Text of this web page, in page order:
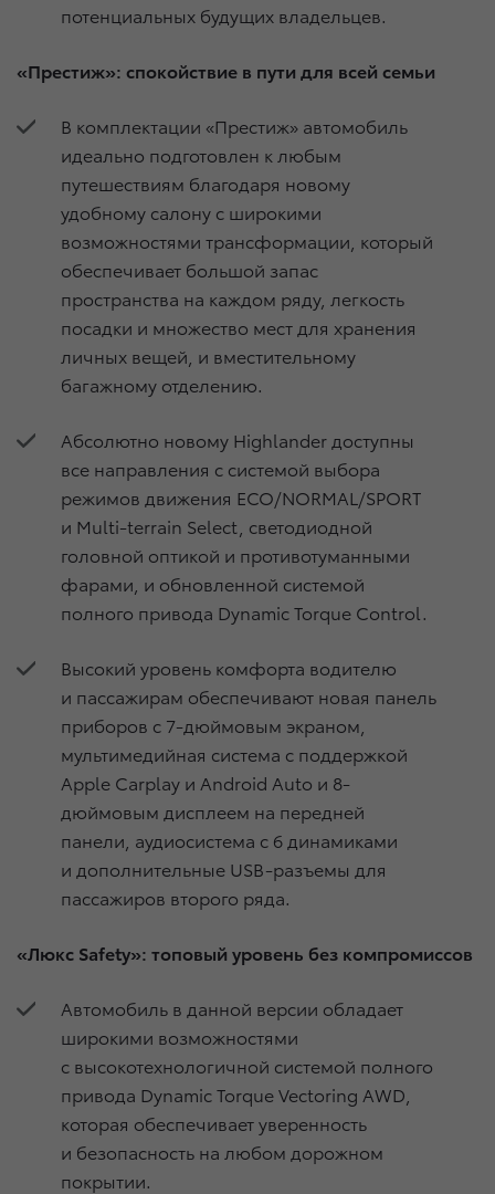
потенциальных будущих владельцев.
«Престиж»: спокойствие в пути для всей семьи
В комплектации «Престиж» автомобиль
идеально подготовлен к любым
путешествиям благодаря новому
удобному салону с широкими
возможностями трансформации, который
обеспечивает большой запас
пространства на каждом ряду, легкость
посадки и множество мест для хранения
личных вещей, и вместительному
багажному отделению.
Абсолютно новому Highlander доступны
все направления с системой выбора
режимов движения ECO/NORMAL/SPORT
и Multi-terrain Select, светодиодной
головной оптикой и противотуманными
фарами, и обновленной системой
полного привода Dynamic Torque Control.
Высокий уровень комфорта водителю
и пассажирам обеспечивают новая панель
приборов с 7-дюймовым экраном,
мультимедийная система с поддержкой
Apple Carplay и Android Auto и 8-
дюймовым дисплеем на передней
панели, аудиосистема с 6 динамиками
и дополнительные USB-разъемы для
пассажиров второго ряда.
«Люкс Safety»: топовый уровень без компромиссов
Автомобиль в данной версии обладает
широкими возможностями
с высокотехнологичной системой полного
привода Dynamic Torque Vectoring AWD,
которая обеспечивает уверенность
и безопасность на любом дорожном
покрытии.